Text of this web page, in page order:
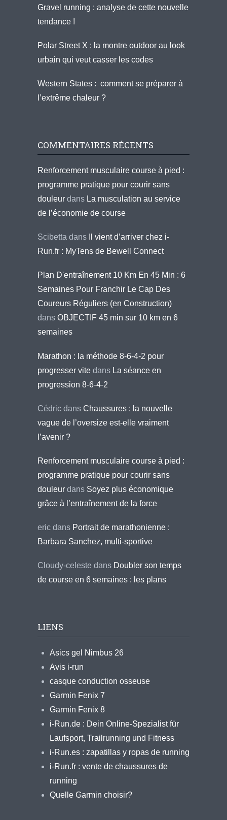
Gravel running : analyse de cette nouvelle
tendance !
Polar Street X : la montre outdoor au look
urbain qui veut casser les codes
Western States : comment se préparer à
l’extrême chaleur ?
COMMENTAIRES RÉCENTS
Renforcement musculaire course à pied :
programme pratique pour courir sans
douleur dans La musculation au service
de l’économie de course
Scibetta dans
Il vient d’arriver chez i-
Run.fr : MyTens de Bewell Connect
Plan D'entraînement 10 Km En 45 Min : 6
Semaines Pour Franchir Le Cap Des
Coureurs Réguliers (en Construction)
dans OBJECTIF 45 min sur 10 km en 6
semaines
Marathon : la méthode 8-6-4-2 pour
progresser vite dans La séance en
progression 8-6-4-2
Cédric dans Chaussures : la nouvelle
vague de l’oversize est-elle vraiment
l’avenir ?
Renforcement musculaire course à pied :
programme pratique pour courir sans
douleur dans Soyez plus économique
grâce à l’entraînement de la force
eric dans Portrait de marathonienne :
Barbara Sanchez, multi-sportive
Cloudy-celeste dans Doubler son temps
de course en 6 semaines : les plans
LIENS
Asics gel Nimbus 26
Avis i-run
casque conduction osseuse
Garmin Fenix 7
Garmin Fenix 8
i-Run.de : Dein Online-Spezialist für
Laufsport, Trailrunning und Fitness
i-Run.es : zapatillas y ropas de running
i-Run.fr : vente de chaussures de
running
Quelle Garmin choisir?